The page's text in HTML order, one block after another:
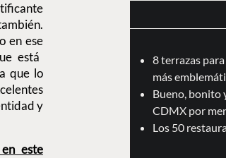
en ese
está
que lo
y
este
8 terrazas
más
Bueno, bonito
CDMX por
Los 50